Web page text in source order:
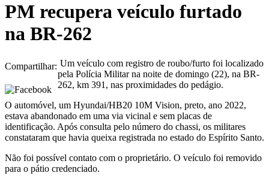
PM recupera veículo furtado
na BR-262
Compartilhar: Um veículo com registro de roubo/furto foi localizado
pela Polícia Militar na noite de domingo (22), na BR-
262, km 391, nas proximidades do pedágio.
O automóvel, um Hyundai/HB20 10M Vision, preto, ano 2022,
estava abandonado em uma via vicinal e sem placas de
identificação. Após consulta pelo número do chassi, os militares
constataram que havia queixa registrada no estado do Espírito Santo.
Não foi possível contato com o proprietário. O veículo foi removido
para o pátio credenciado.